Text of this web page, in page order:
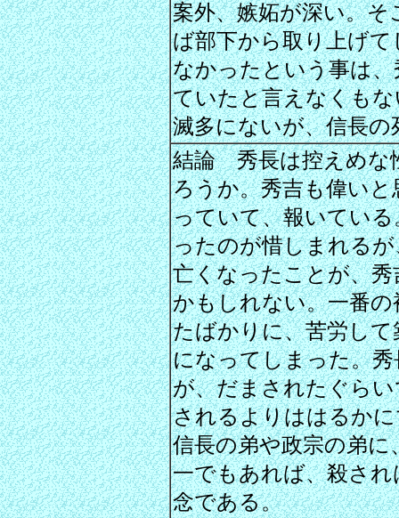
案外、嫉妬が深い。
ば部下から取り上げ
なかったという事は
ていたと言えなくも
滅多にないが、信長の
結論 秀長は控えめな
ろうか。秀吉も偉い
っていて、報いてい
ったのが惜しまれる
亡くなったことが、
かもしれない。一番
たばかりに、苦労し
になってしまった。
が、だまされたぐら
されるよりははるか
信長の弟や政宗の弟
一でもあれば、殺さ
念である。